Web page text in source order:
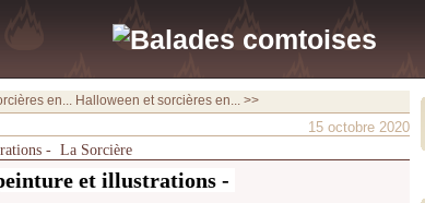
en... Halloween et sorcières en... >>
15 octobre 2020
- ​​​​​​​La Sorcière
et illustrations -